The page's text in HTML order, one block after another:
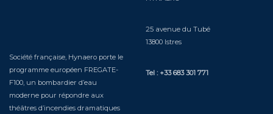
Société française, Hynaero porte le
programme européen FREGATE-
F100, un bombardier d’eau
moderne pour répondre aux
théâtres d’incendies dramatiques
25 avenue du Tubé
13800 Istres
Tel : +33 683 301 771